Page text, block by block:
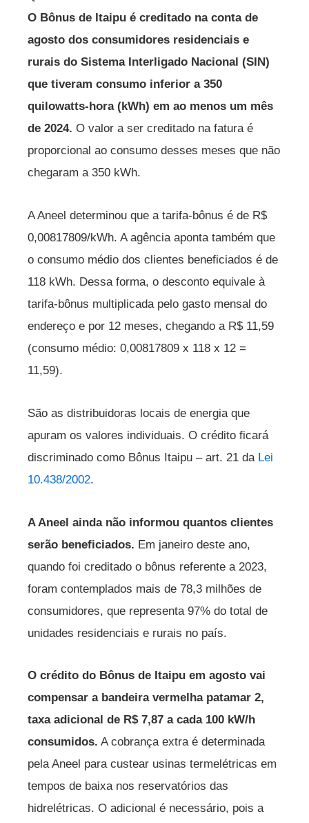
O Bônus de Itaipu é creditado na conta de
agosto dos consumidores residenciais e
rurais do Sistema Interligado Nacional (SIN)
que tiveram consumo inferior a 350
quilowatts-hora (kWh) em ao menos um mês
de 2024. O valor a ser creditado na fatura é
proporcional ao consumo desses meses que não
chegaram a 350 kWh.
A Aneel determinou que a tarifa-bônus é de R$
0,00817809/kWh. A agência aponta também que
o consumo médio dos clientes beneficiados é de
118 kWh. Dessa forma, o desconto equivale à
tarifa-bônus multiplicada pelo gasto mensal do
endereço e por 12 meses, chegando a R$ 11,59
(consumo médio: 0,00817809 x 118 x 12 =
11,59).
São as distribuidoras locais de energia que
apuram os valores individuais. O crédito ficará
discriminado como Bônus Itaipu – art. 21 da Lei
10.438/2002.
A Aneel ainda não informou quantos clientes
serão beneficiados. Em janeiro deste ano,
quando foi creditado o bônus referente a 2023,
foram contemplados mais de 78,3 milhões de
consumidores, que representa 97% do total de
unidades residenciais e rurais no país.
O crédito do Bônus de Itaipu em agosto vai
compensar a bandeira vermelha patamar 2,
taxa adicional de R$ 7,87 a cada 100 kW/h
consumidos. A cobrança extra é determinada
pela Aneel para custear usinas termelétricas em
tempos de baixa nos reservatórios das
hidrelétricas. O adicional é necessário, pois a